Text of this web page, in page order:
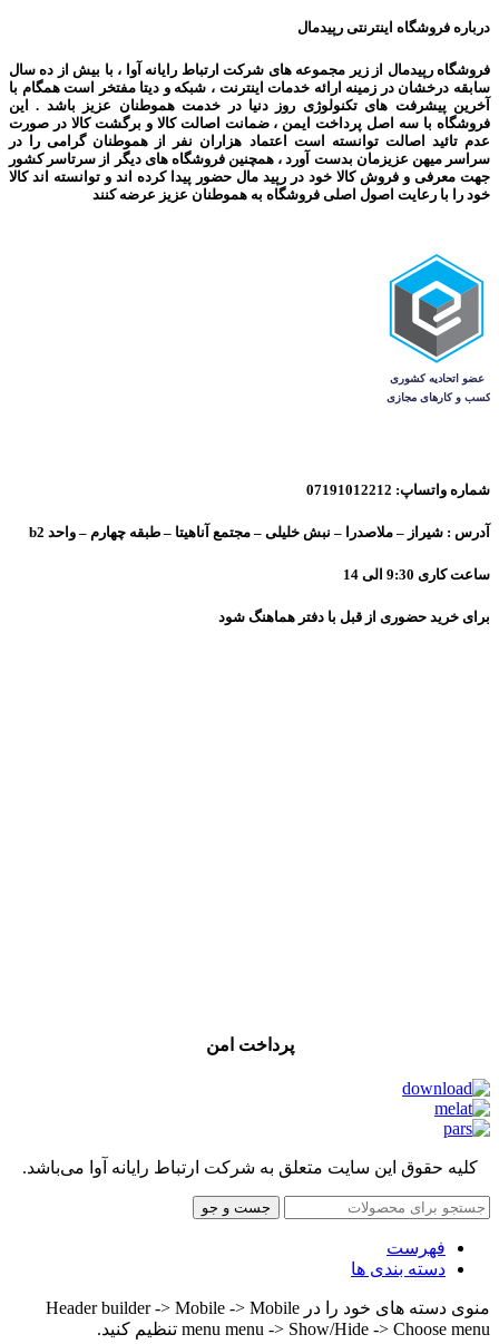
درباره فروشگاه اینترنتی رپیدمال
فروشگاه رپیدمال از زیر مجموعه های شرکت ارتباط رایانه آوا ، با بیش از ده سال
سابقه درخشان در زمینه ارائه خدمات اینترنت ، شبکه و دیتا مفتخر است همگام با
آخرین پیشرفت های تکنولوژی روز دنیا در خدمت هموطنان عزیز باشد . این
فروشگاه با سه اصل پرداخت ایمن ، ضمانت اصالت کالا و برگشت کالا در صورت
عدم تائید اصالت توانسته است اعتماد هزاران نفر از هموطنان گرامی را در
سراسر میهن عزیزمان بدست آورد ، همچنین فروشگاه های دیگر از سرتاسر کشور
جهت معرفی و فروش کالا خود در رپید مال حضور پیدا کرده اند و توانسته اند کالا
خود را با رعایت اصول اصلی فروشگاه به هموطنان عزیز عرضه کنند
شماره واتساپ: 07191012212
آدرس : شیراز – ملاصدرا – نبش خلیلی – مجتمع آناهیتا – طبقه چهارم – واحد b2
ساعت کاری 9:30 الی 14
برای خرید حضوری از قبل با دفتر هماهنگ شود
پرداخت امن
کلیه حقوق این سایت متعلق به شرکت ارتباط رایانه آوا می‌باشد.
جست و جو
فهرست
دسته بندی ها
منوی دسته های خود را در Header builder -> Mobile -> Mobile
menu menu -> Show/Hide -> Choose menu تنظیم کنید.